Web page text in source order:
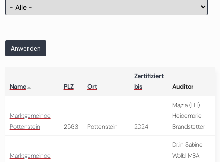
Anwenden
Name PLZ Ort
Zertifiziert
bis
Auditor
Marktgemeinde
Pottenstein
2563 Pottenstein 2024
Mag.a (FH)
Heidemarie
Brandstetter
Marktgemeinde
Dr.in Sabine
Wölbl MBA